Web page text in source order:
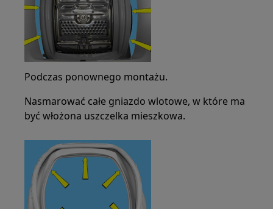
Podczas ponownego montażu.
Nasmarować całe gniazdo wlotowe, w które ma
być włożona uszczelka mieszkowa.